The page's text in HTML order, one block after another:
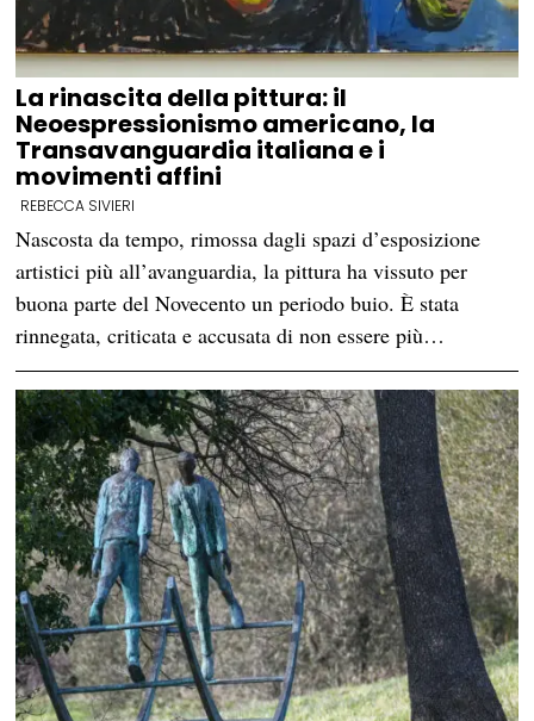
La rinascita della pittura: il
Neoespressionismo americano, la
Transavanguardia italiana e i
movimenti affini
REBECCA SIVIERI
Nascosta da tempo, rimossa dagli spazi d’esposizione
artistici più all’avanguardia, la pittura ha vissuto per
buona parte del Novecento un periodo buio. È stata
rinnegata, criticata e accusata di non essere più…